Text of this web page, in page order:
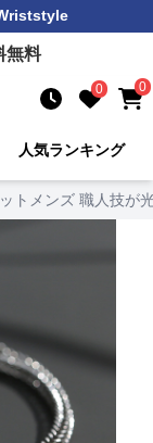
無料
0 0
人気ランキング
トメンズ 職人技が